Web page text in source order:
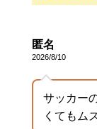
匿名
2026/8/10
サッカー
くてもム